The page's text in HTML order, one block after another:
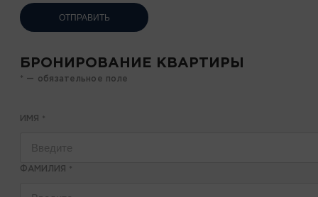
ОТПРАВИТЬ
БРОНИРОВАНИЕ КВАРТИРЫ
* — обязательное поле
ИМЯ *
ФАМИЛИЯ *